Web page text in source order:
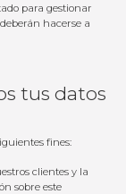
para gestionar
hacerse a
tus datos
fines:
clientes y la
sobre este